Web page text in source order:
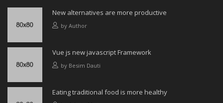
New alternatives are more productive
by Author
Vue js new javascript Framework
by Besim Dauti
Eating traditional food is more healthy